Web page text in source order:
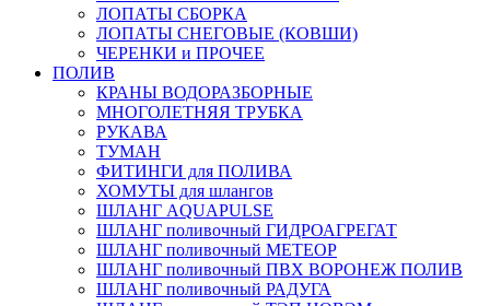
ЛОПАТЫ СБОРКА
ЛОПАТЫ СНЕГОВЫЕ (КОВШИ)
ЧЕРЕНКИ и ПРОЧЕЕ
ПОЛИВ
КРАНЫ ВОДОРАЗБОРНЫЕ
МНОГОЛЕТНЯЯ ТРУБКА
РУКАВА
ТУМАН
ФИТИНГИ для ПОЛИВА
ХОМУТЫ для шлангов
ШЛАНГ AQUAPULSE
ШЛАНГ поливочный ГИДРОАГРЕГАТ
ШЛАНГ поливочный МЕТЕОР
ШЛАНГ поливочный ПВХ ВОРОНЕЖ ПОЛИВ
ШЛАНГ поливочный РАДУГА